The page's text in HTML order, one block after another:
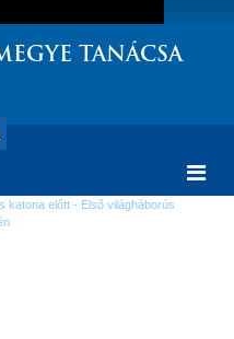
TANÁCSA
katona előtt - Első világháborús